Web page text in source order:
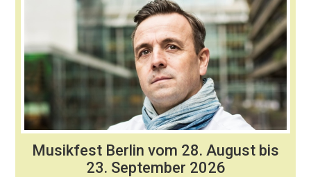
Musikfest Berlin vom 28. August bis
23. September 2026